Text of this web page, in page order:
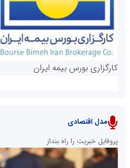
پایگاه خبری نهضت ملی مسکن
کارگزاری بورس بیمه ایران
مدل اقتصادی
پروفایل خبریت را راه بنداز